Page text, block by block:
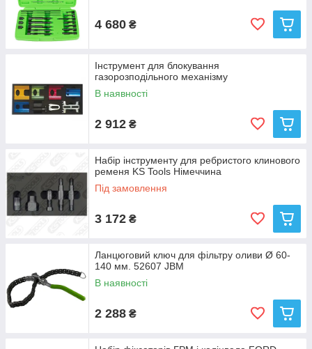
4 680 ₴
Інструмент для блокування
газорозподільного механізму
В наявності
2 912 ₴
Набір інструменту для ребристого клинового
ременя KS Tools Німеччина
Під замовлення
3 172 ₴
Ланцюговий ключ для фільтру оливи Ø 60-
140 мм. 52607 JBM
В наявності
2 288 ₴